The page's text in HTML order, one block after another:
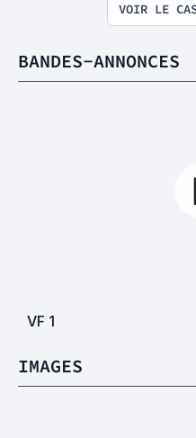
VOIR LE
BANDES-ANNONCES
VF 1
IMAGES